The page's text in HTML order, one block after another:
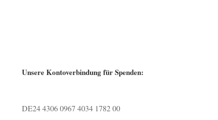
Unsere Kontoverbindung für Spenden:
DE24 4306 0967 4034 1782 00